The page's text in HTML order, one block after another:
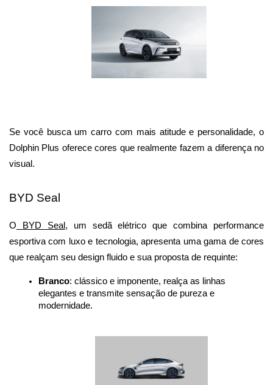
Se você busca um carro com mais atitude e personalidade, o
Dolphin Plus oferece cores que realmente fazem a diferença no
visual.
BYD Seal
O BYD Seal , um sedã elétrico que combina performance
esportiva com luxo e tecnologia, apresenta uma gama de cores
que realçam seu design fluido e sua proposta de requinte:
Branco: clássico e imponente, realça as linhas
elegantes e transmite sensação de pureza e
modernidade.